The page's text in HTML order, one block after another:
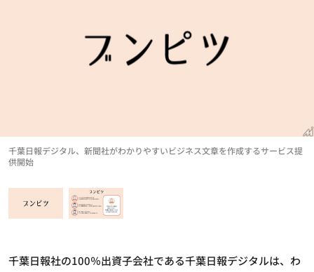
千葉日報デジタル、新聞社がわかりやすいビジネス文章を作成するサービス提
供開始
千葉日報社の100％出資子会社である千葉日報デジタルは、わ